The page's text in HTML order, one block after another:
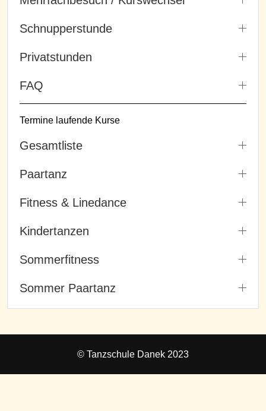
Schnupperstunde
Privatstunden
FAQ
Termine laufende Kurse
Gesamtliste
Paartanz
Fitness & Linedance
Kindertanzen
Sommerfitness
Sommer Paartanz
© Tanzschule Danek 2023